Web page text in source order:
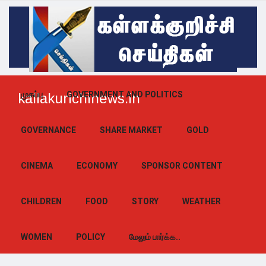
kallakurichinews.in
முகப்பு GOVERNMENT AND POLITICS
GOVERNANCE SHARE MARKET GOLD
CINEMA ECONOMY SPONSOR CONTENT
CHILDREN FOOD STORY WEATHER
WOMEN POLICY மேலும் பார்க்க..